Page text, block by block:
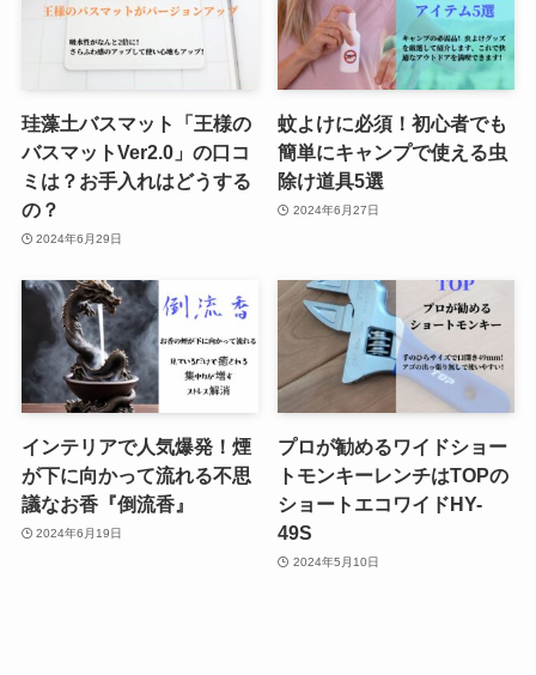
珪藻土バスマット「王様の
バスマットVer2.0」の口コ
ミは？お手入れはどうする
の？
2024年6月29日
蚊よけに必須！初心者でも
簡単にキャンプで使える虫
除け道具5選
2024年6月27日
インテリアで人気爆発！煙
が下に向かって流れる不思
議なお香『倒流香』
2024年6月19日
プロが勧めるワイドショー
トモンキーレンチはTOPの
ショートエコワイドHY-
49S
2024年5月10日